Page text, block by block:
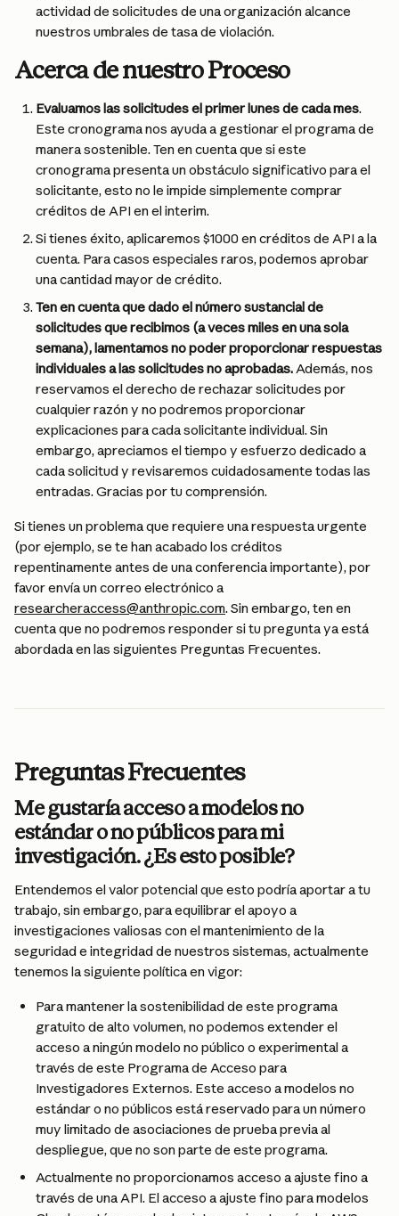
actividad de solicitudes de una organización alcance
nuestros umbrales de tasa de violación.
Acerca de nuestro Proceso
Evaluamos las solicitudes el primer lunes de cada mes.
Este cronograma nos ayuda a gestionar el programa de
manera sostenible. Ten en cuenta que si este
cronograma presenta un obstáculo significativo para el
solicitante, esto no le impide simplemente comprar
créditos de API en el interim.
Si tienes éxito, aplicaremos $1000 en créditos de API a la
cuenta. Para casos especiales raros, podemos aprobar
una cantidad mayor de crédito.
Ten en cuenta que dado el número sustancial de
solicitudes que recibimos (a veces miles en una sola
semana), lamentamos no poder proporcionar respuestas
individuales a las solicitudes no aprobadas. Además, nos
reservamos el derecho de rechazar solicitudes por
cualquier razón y no podremos proporcionar
explicaciones para cada solicitante individual. Sin
embargo, apreciamos el tiempo y esfuerzo dedicado a
cada solicitud y revisaremos cuidadosamente todas las
entradas. Gracias por tu comprensión.
Si tienes un problema que requiere una respuesta urgente
(por ejemplo, se te han acabado los créditos
repentinamente antes de una conferencia importante), por
favor envía un correo electrónico a
researcheraccess@anthropic.com. Sin embargo, ten en
cuenta que no podremos responder si tu pregunta ya está
abordada en las siguientes Preguntas Frecuentes.
Preguntas Frecuentes
Me gustaría acceso a modelos no
estándar o no públicos para mi
investigación. ¿Es esto posible?
Entendemos el valor potencial que esto podría aportar a tu
trabajo, sin embargo, para equilibrar el apoyo a
investigaciones valiosas con el mantenimiento de la
seguridad e integridad de nuestros sistemas, actualmente
tenemos la siguiente política en vigor:
Para mantener la sostenibilidad de este programa
gratuito de alto volumen, no podemos extender el
acceso a ningún modelo no público o experimental a
través de este Programa de Acceso para
Investigadores Externos. Este acceso a modelos no
estándar o no públicos está reservado para un número
muy limitado de asociaciones de prueba previa al
despliegue, que no son parte de este programa.
Actualmente no proporcionamos acceso a ajuste fino a
través de una API. El acceso a ajuste fino para modelos